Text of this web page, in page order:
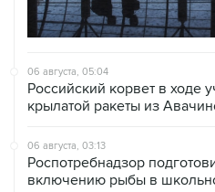
06 августа, 05:04
Российский корвет в ходе
крылатой ракеты из
06 августа, 03:13
Роспотребнадзор
включению рыбы в